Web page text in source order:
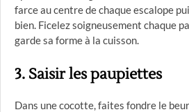
farce au centre de chaque escalope
bien. Ficelez soigneusement chaque
garde sa forme à la cuisson.
3. Saisir les paupiettes
Dans une cocotte, faites fondre le